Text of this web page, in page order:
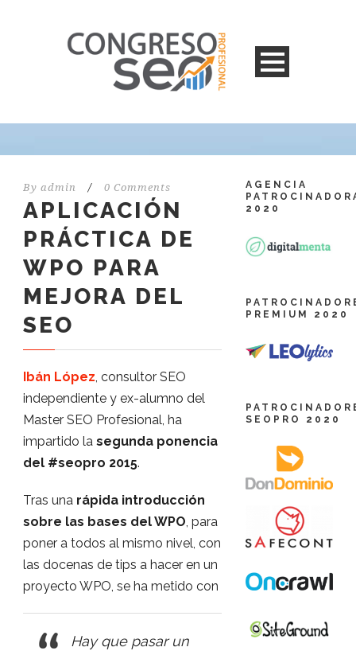
By admin / 0 Comments
APLICACIÓN
PRÁCTICA DE
WPO PARA
MEJORA DEL
SEO
Ibán López, consultor SEO
independiente y ex-alumno del
Master SEO Profesional, ha
impartido la segunda ponencia
del #seopro 2015.
Tras una rápida introducción
sobre las bases del WPO, para
poner a todos al mismo nivel, con
las docenas de tips a hacer en un
proyecto WPO, se ha metido con
Hay que pasar un
AGENCIA
2020
PREMIUM 2020
SEOPRO 2020